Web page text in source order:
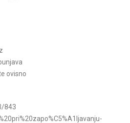
ovisno
843